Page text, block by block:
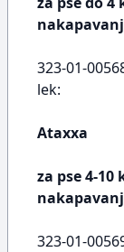
323-01-
lek:
Ataxxa
za pse 4-
323-01-